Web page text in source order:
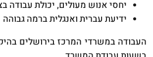
יחסי אנוש מעולים, יכולת עבודה
ידיעת עברית ואנגלית ברמה גבוהה